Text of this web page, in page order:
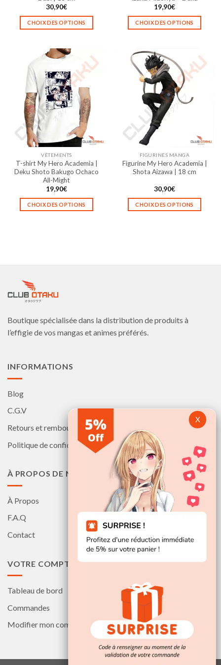
produit
produit
30,90€
CHOIX DES OPTIONS
a
plusieurs
variations.
Les
options
peuvent
être
choisies
la
page
du
produit
19,90€
CHOIX DES OPTIONS
a
plusieurs
variations.
Les
options
peuvent
être
page
du
VÊTEMENTS
T-shirt My Hero Academia |
Deku Shoto Bakugo Ochaco
All-Might
19,90€
CHOIX DES OPTIONS
Les
être
sur
la
FIGURINES MANGA
Figurine My Hero Academia |
Shota Aizawa | 18 cm
30,90€
CHOIX DES OPTIONS
Les
sur
Boutique spécialisée dans la distribution de produits à
l’effigie de vos mangas et animes préférés.
INFORMATIONS
Blog
C.G.V
Retours et remboursements
Politique de confidentialité
À PROPOS DE NOUS
À Propos
F.A.Q
Contact
VOTRE COMPTE
Tableau de bord
Commandes
Modifier mon compte